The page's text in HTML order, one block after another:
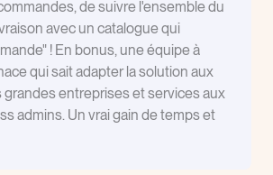
de suivre l'ensemble du
avec un catalogue qui
! En bonus, une équipe à
qui sait adapter la solution aux
entreprises et services aux
admins. Un vrai gain de temps et